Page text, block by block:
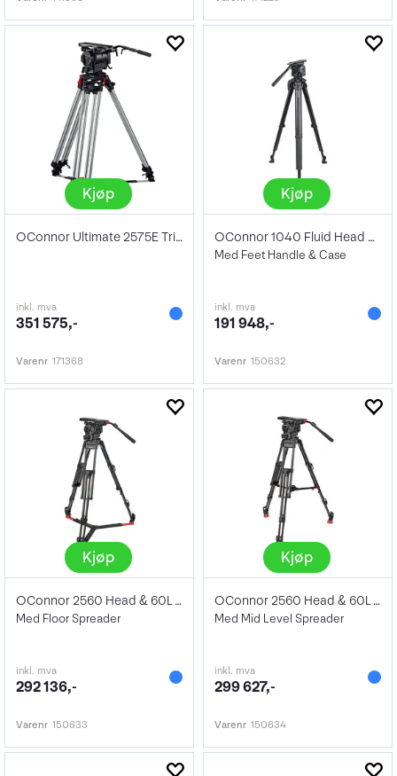
Kjøp
OConnor Ultimate 2575E Tripod Kit
inkl. mva
351 575,-
Varenr 171368
Kjøp
OConnor 1040 Fluid Head & Flowtech 100
Med Feet Handle & Case
inkl. mva
191 948,-
Varenr 150632
Kjøp
OConnor 2560 Head & 60L Mitchell Tripod
Med Floor Spreader
inkl. mva
292 136,-
Varenr 150633
Kjøp
OConnor 2560 Head & 60L Mitchell Tripod
Med Mid Level Spreader
inkl. mva
299 627,-
Varenr 150634